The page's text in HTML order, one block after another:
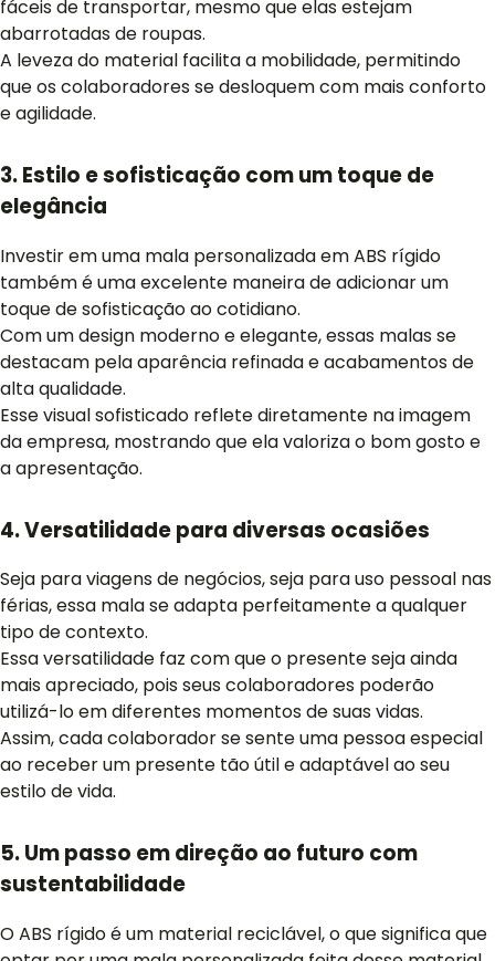
fáceis de transportar, mesmo que elas estejam
abarrotadas de roupas.
A leveza do material facilita a mobilidade, permitindo
que os colaboradores se desloquem com mais conforto
e agilidade.
3. Estilo e sofisticação com um toque de
elegância
Investir em uma mala personalizada em ABS rígido
também é uma excelente maneira de adicionar um
toque de sofisticação ao cotidiano.
Com um design moderno e elegante, essas malas se
destacam pela aparência refinada e acabamentos de
alta qualidade.
Esse visual sofisticado reflete diretamente na imagem
da empresa, mostrando que ela valoriza o bom gosto e
a apresentação.
4. Versatilidade para diversas ocasiões
Seja para viagens de negócios, seja para uso pessoal nas
férias, essa mala se adapta perfeitamente a qualquer
tipo de contexto.
Essa versatilidade faz com que o presente seja ainda
mais apreciado, pois seus colaboradores poderão
utilizá-lo em diferentes momentos de suas vidas.
Assim, cada colaborador se sente uma pessoa especial
ao receber um presente tão útil e adaptável ao seu
estilo de vida.
5. Um passo em direção ao futuro com
sustentabilidade
O ABS rígido é um material reciclável, o que significa que